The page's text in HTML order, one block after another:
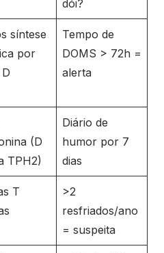
dói?
síntese
por
Tempo de
DOMS > 72h =
alerta
(D
TPH2)
Diário de
humor por 7
dias
T
>2
resfriados/ano
= suspeita